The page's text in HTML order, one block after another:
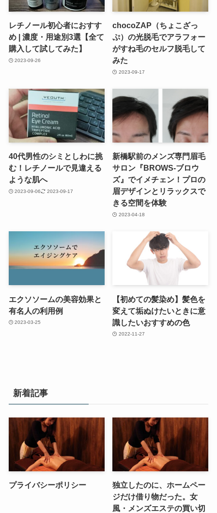
レチノール初心者におすす
め | 濃度・用途別3選【全て
購入して試してみた】
2023-09-26
chocoZAP（ちょこざっ
ぷ）の光脱毛でアラフォー
がすね毛のセルフ脱毛して
みた
2023-09-17
40代男性のシミとしわに挑
む！レチノールで見違える
ような肌へ
2023-09-06 2023-09-17
新橋駅前のメンズ専門眉毛
サロン『BROWS-ブロウ
ズ』でイメチェン！プロの
眉デザインとリラックスで
きる空間を体験
2023-04-18
エクソソームの美容効果と
有名人の利用例
2023-03-25
【初めての髪染め】髪色を
変えて垢ぬけたいときに意
識したいおすすめの色
2022-11-27
新着記事
プライバシーポリシー
独立したのに、ホームペー
ジだけ借り物だった。女
風・メンズエステの買い切